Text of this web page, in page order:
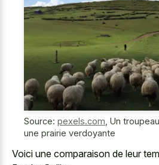
Source: pexels.com Un
une prairie verdoyante
Voici une comparaison de leur